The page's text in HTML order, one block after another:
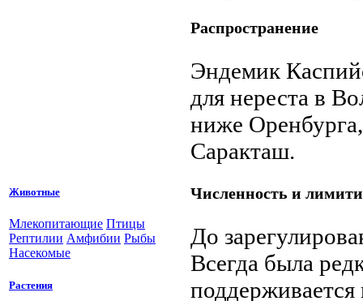
Животные
Млекопитающие Птицы
Рептилии Амфибии Рыбы
Насекомые
Растения
Распространение
Эндемик
для нереста в
ниже
Саракташ.
Численность и
До
Всегда была